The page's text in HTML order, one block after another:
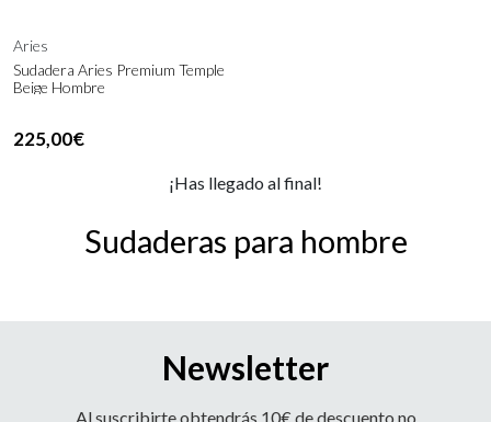
Aries
Sudadera Aries Premium Temple
Beige Hombre
225,00€
¡Has llegado al final!
Sudaderas para hombre
Newsletter
Al suscribirte obtendrás 10€ de descuento no